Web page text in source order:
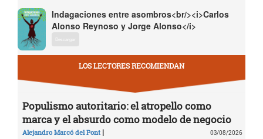
Indagaciones entre asombros<br/><i>Carlos
Alonso Reynoso y Jorge Alonso</i>
Descargar
LOS LECTORES RECOMIENDAN
Populismo autoritario: el atropello como
marca y el absurdo como modelo de negocio
Alejandro Marcó del Pont | 03/08/2026